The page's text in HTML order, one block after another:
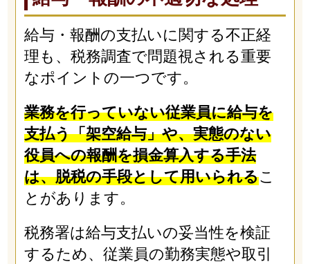
給与・報酬の支払いに関する不正経
理も、税務調査で問題視される重要
なポイントの一つです。
業務を行っていない従業員に給与を
支払う「架空給与」や、実態のない
役員への報酬を損金算入する手法
は、脱税の手段として用いられるこ
とがあります。
税務署は給与支払いの妥当性を検証
するため、従業員の勤務実態や取引